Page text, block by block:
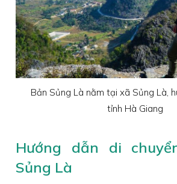
Bản Sủng Là nằm tại xã Sủng Là,
tỉnh Hà Giang
Hướng dẫn di
Sủng Là